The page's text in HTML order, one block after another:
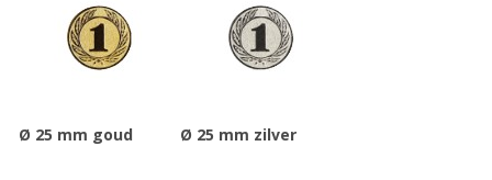
Ø 25 mm goud Ø 25 mm zilver